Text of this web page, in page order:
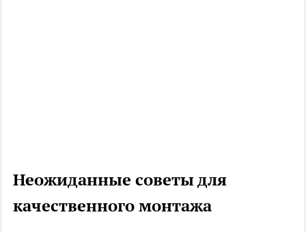
Неожиданные советы для
качественного монтажа